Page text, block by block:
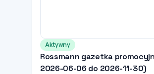
Aktywny
Rossmann gazetka
2026-06-06 do 2026-11-30)